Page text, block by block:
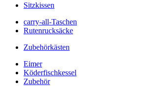
Sitzkissen
carry-all-Taschen
Rutenrucksäcke
Zubehörkästen
Eimer
Köderfischkessel
Zubehör